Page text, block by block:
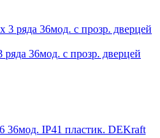
36мод. с прозр. дверцей